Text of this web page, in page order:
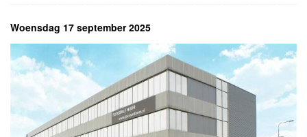
Woensdag 17 september 2025